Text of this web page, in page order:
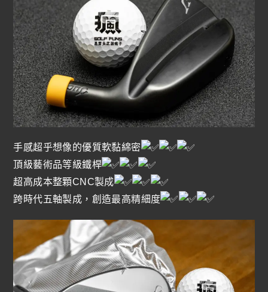
手感超乎想像的優質軟黏綿密
頂級藝術品等級鐵桿
超高成本整顆CNC製成
跨時代五軸製成，創造最高精細度